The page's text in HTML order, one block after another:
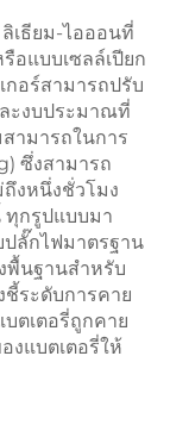
เธียม-ไอออนที่
อแบบเซลล์เปียก
กอร์สามารถปรับ
ะงบประมาณที่
ามารถในการ
ซึ่งสามารถ
ถึงหนึ่งชั่วโมง
ทุกรูปแบบมา
ปลั๊กไฟมาตรฐาน
พื้นฐานสำหรับ
ชี้ระดับการคาย
ตเตอรี่ถูกคาย
งแบตเตอรี่ให้